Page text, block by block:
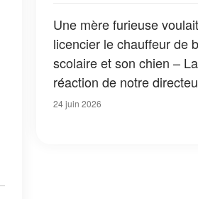
Une mère furieuse
licencier le chauffeur de
scolaire et son chien – La
réaction de notre
ému toute la ville aux
24 juin 2026